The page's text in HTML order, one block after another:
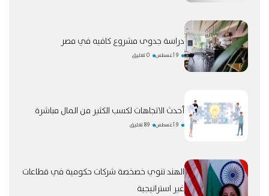
دراسة جدوى مشروع كافيه في مصر
9 أغسطس 0 تعليق
أحدث الاتجاهات لكسب الكثير من المال مباشرة
9 أغسطس 89 تعليق
الهند تنوي خصخصة شركات حكومية في قطاعات
غير استراتيجية